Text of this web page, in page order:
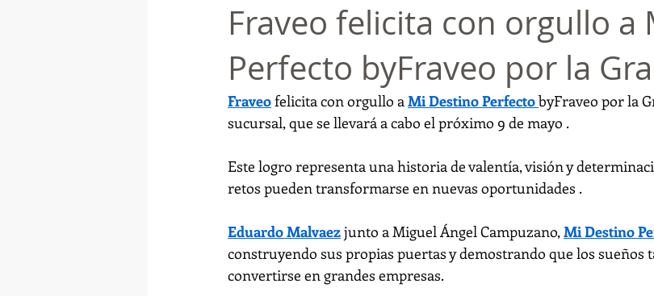
Fraveo felicita con orgullo a
Perfecto byFraveo por la
Fraveo felicita con orgullo a Mi Destino Perfecto byFraveo por la
sucursal, que se llevará a cabo el próximo 9 de mayo .
Este logro representa una historia de valentía, visión y
retos pueden transformarse en nuevas oportunidades .
Eduardo Malvaez junto a Miguel Ángel Campuzano, Mi Destino
construyendo sus propias puertas y demostrando que los sueños
convertirse en grandes empresas.